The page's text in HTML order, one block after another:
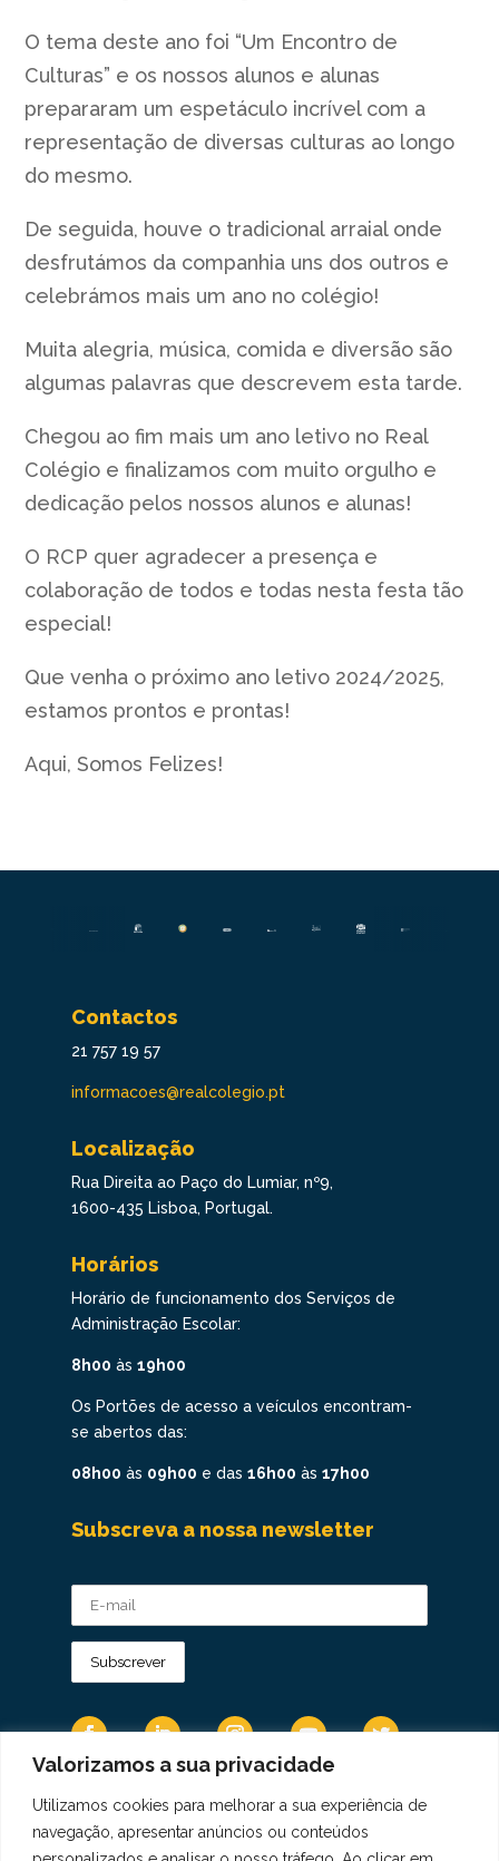
Valorizamos a sua privacidade
Utilizamos cookies para melhorar a sua experiência de
navegação, apresentar anúncios ou conteúdos
O tema deste ano foi “Um Encontro de
Culturas” e os nossos alunos e alunas
prepararam um espetáculo incrível com a
representação de diversas culturas ao longo
do mesmo.
De seguida, houve o tradicional arraial onde
desfrutámos da companhia uns dos outros e
celebrámos mais um ano no colégio!
Muita alegria, música, comida e diversão são
algumas palavras que descrevem esta tarde.
Chegou ao fim mais um ano letivo no Real
Colégio e finalizamos com muito orgulho e
dedicação pelos nossos alunos e alunas!
O RCP quer agradecer a presença e
colaboração de todos e todas nesta festa tão
especial!
Que venha o próximo ano letivo 2024/2025,
estamos prontos e prontas!
Aqui, Somos Felizes!
Contactos
21 757 19 57
informacoes@realcolegio.pt
Localização
Rua Direita ao Paço do Lumiar, nº9,
1600-435 Lisboa, Portugal.
Horários
Horário de funcionamento dos Serviços de
Administração Escolar:
8h00 às 19h00
Os Portões de acesso a veículos encontram-
se abertos das:
08h00 às 09h00 e das 16h00 às 17h00
Subscreva a nossa newsletter
Os Dados Pessoais são tratados de acordo
com a Diretiva 95/46/CE do Regulamento